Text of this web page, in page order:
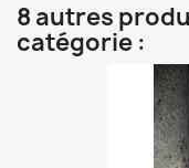
8 autres
catégorie :